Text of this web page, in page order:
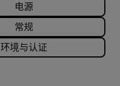
电源
常规
环境与认证